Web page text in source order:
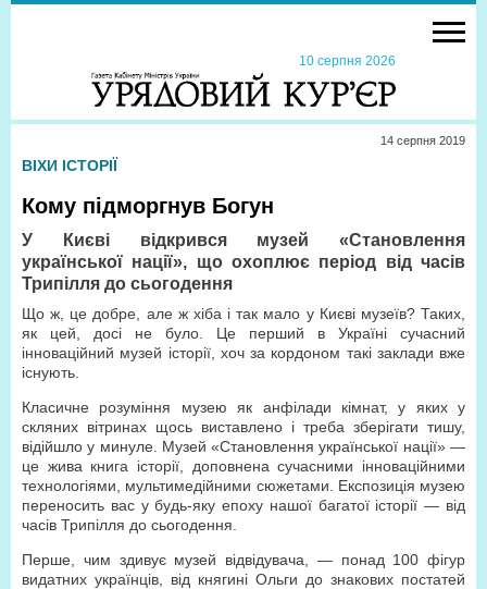
10 серпня 2026
14 серпня 2019
ВІХИ ІСТОРІЇ
Кому підморгнув Богун
У Києві відкрився музей «Становлення
української нації», що охоплює період від часів
Трипілля до сьогодення
Що ж, це добре, але ж хіба і так мало у Києві музеїв? Таких,
як цей, досі не було. Це перший в Україні сучасний
інноваційний музей історії, хоч за кордоном такі заклади вже
існують.
Класичне розуміння музею як анфілади кімнат, у яких у
скляних вітринах щось виставлено і треба зберігати тишу,
відійшло у минуле. Музей «Становлення української нації» —
це жива книга історії, доповнена сучасними інноваційними
технологіями, мультимедійними сюжетами. Експозиція музею
переносить вас у будь-яку епоху нашої багатої історії — від
часів Трипілля до сьогодення.
Перше, чим здивує музей відвідувача, — понад 100 фігур
видатних українців, від княгині Ольги до знакових постатей